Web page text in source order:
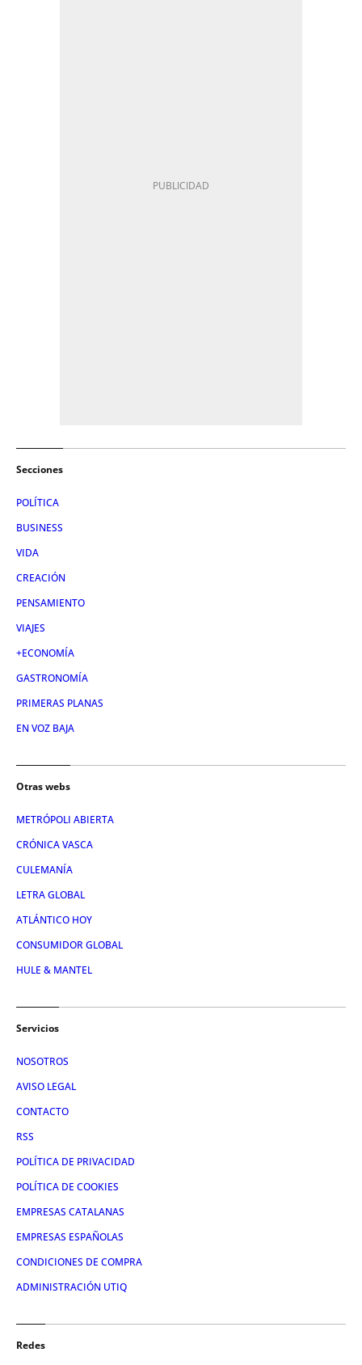
Secciones
POLÍTICA
BUSINESS
VIDA
CREACIÓN
PENSAMIENTO
VIAJES
+ECONOMÍA
GASTRONOMÍA
PRIMERAS PLANAS
EN VOZ BAJA
Otras webs
METRÓPOLI ABIERTA
CRÓNICA VASCA
CULEMANÍA
LETRA GLOBAL
ATLÁNTICO HOY
CONSUMIDOR GLOBAL
HULE & MANTEL
Servicios
NOSOTROS
AVISO LEGAL
CONTACTO
RSS
POLÍTICA DE PRIVACIDAD
POLÍTICA DE COOKIES
EMPRESAS CATALANAS
EMPRESAS ESPAÑOLAS
CONDICIONES DE COMPRA
ADMINISTRACIÓN UTIQ
Redes